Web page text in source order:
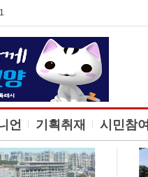
언 기획취재 시민참여